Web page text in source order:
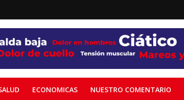
ECONOMICAS NUESTRO COMENTARIO